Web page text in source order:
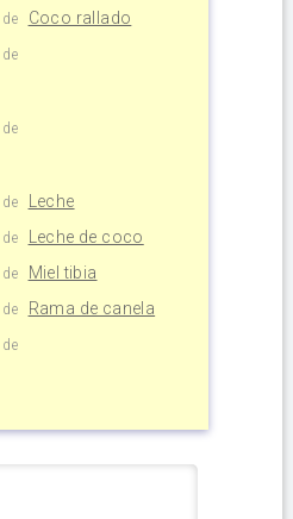
de Coco rallado
de
de
de Leche
de Leche de coco
de Miel tibia
de Rama de canela
de